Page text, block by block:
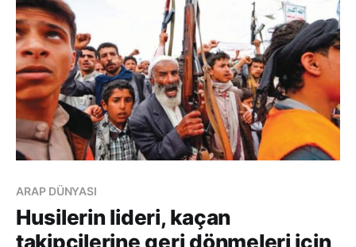
ARAP DÜNYASI
Husilerin lideri, kaçan
takipçilerine geri dönmeleri için